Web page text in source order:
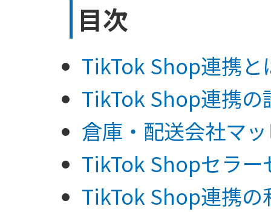
目次
TikTok Shop連携と
TikTok Shop連携の
倉庫・配送会社マ
TikTok Shopセラー
TikTok Shop連携の